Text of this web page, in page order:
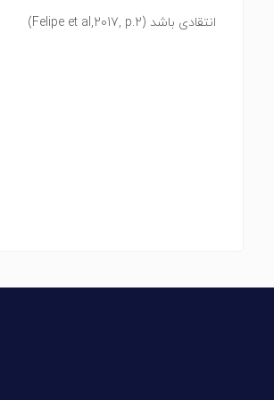
انتقادی باشد (Felipe et al,2017, p.2)